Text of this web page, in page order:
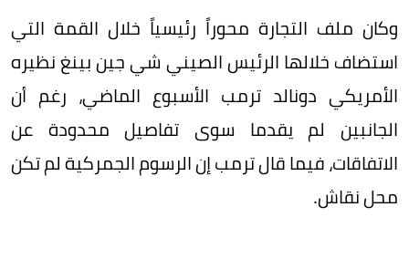
وكان ملف التجارة محوراً رئيسياً خلال القمة التي
استضاف خلالها الرئيس الصيني شي جين بينغ نظيره
الأمريكي دونالد ترمب الأسبوع الماضي، رغم أن
الجانبين لم يقدما سوى تفاصيل محدودة عن
الاتفاقات، فيما قال ترمب إن الرسوم الجمركية لم تكن
محل نقاش.